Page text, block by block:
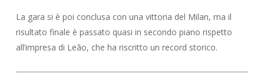
La gara si è poi conclusa con una vittoria del Milan, ma il
risultato finale è passato quasi in secondo piano rispetto
all’impresa di Leão, che ha riscritto un record storico.